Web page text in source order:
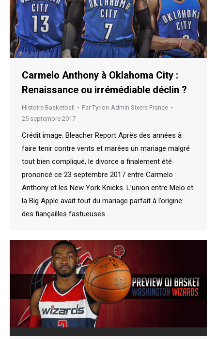
Carmelo Anthony à Oklahoma City :
Renaissance ou irrémédiable déclin ?
Histoire Basketball Par Tyrion-Admin Sixers France
25 septembre 2017
Crédit image: Bleacher Report Après des années à
faire tenir contre vents et marées un mariage malgré
tout bien compliqué, le divorce a finalement été
prononcé ce 23 septembre 2017 entre Carmelo
Anthony et les New York Knicks. L’union entre Melo et
la Big Apple avait tout du mariage parfait à l’origine:
des fiançailles fastueuses…